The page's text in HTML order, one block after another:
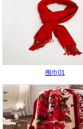
围巾01